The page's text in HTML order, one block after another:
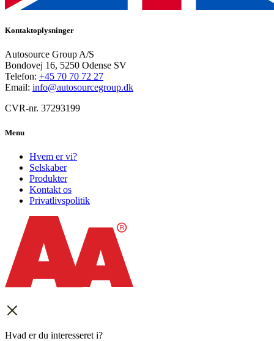
Kontaktoplysninger
Autosource Group A/S
Bondovej 16, 5250 Odense SV
Telefon: +45 70 70 72 27
Email: info@autosourcegroup.dk
CVR-nr. 37293199
Menu
Hvem er vi?
Selskaber
Produkter
Kontakt os
Privatlivspolitik
Hvad er du interesseret i?